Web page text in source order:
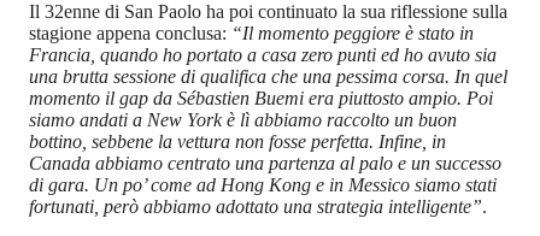
Il 32enne di San Paolo ha poi continuato la sua riflessione sulla
stagione appena conclusa: “Il momento peggiore è stato in
Francia, quando ho portato a casa zero punti ed ho avuto sia
una brutta sessione di qualifica che una pessima corsa. In quel
momento il gap da Sébastien Buemi era piuttosto ampio. Poi
siamo andati a New York è lì abbiamo raccolto un buon
bottino, sebbene la vettura non fosse perfetta. Infine, in
Canada abbiamo centrato una partenza al palo e un successo
di gara. Un po’ come ad Hong Kong e in Messico siamo stati
fortunati, però abbiamo adottato una strategia intelligente”.